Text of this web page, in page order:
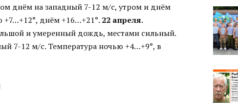
днём на западный 7-12 м/с, утром и днём
днём +16…+21°. 22 апреля.
и умеренный дождь, местами сильный.
7-12 м/с. Температура ночью +4…+9°, в